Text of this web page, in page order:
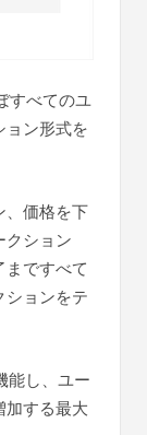
すべてのユ
ョン形式を
、価格を下
クション
まですべて
ョンをテ
能し、ユー
する最大